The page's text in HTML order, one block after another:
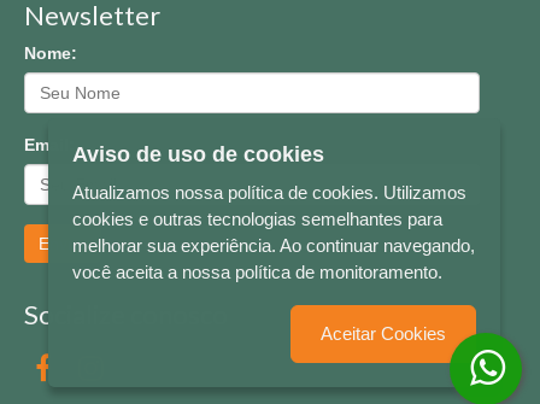
Newsletter
Nome:
Email:
Enviar
Socialize conosco
Aviso de uso de cookies
Atualizamos nossa política de cookies. Utilizamos
cookies e outras tecnologias semelhantes para
melhorar sua experiência. Ao continuar navegando,
você aceita a nossa política de monitoramento.
Aceitar Cookies